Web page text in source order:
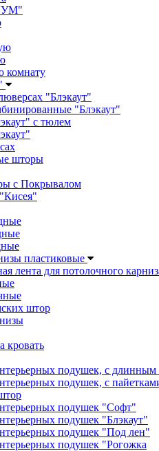
комнату
"Блэкаут"
"Блэкаут"
с тюлем
шторы
c Покрывалом
пластиковые
лента для потолочного
штор
кровать
подушек, с длинным
подушек, с
подушек "Софт"
подушек "Блэкаут"
подушек "Под лен"
подушек "Рогожка